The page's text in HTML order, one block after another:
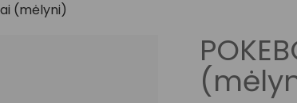
(mėlyni)